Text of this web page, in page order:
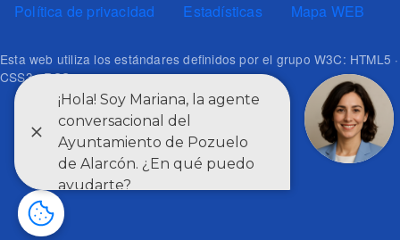
Política de privacidad
Estadísticas Mapa WEB
Esta web utiliza los estándares definidos por el grupo W3C: HTML5 ·
CSS3 · RSS